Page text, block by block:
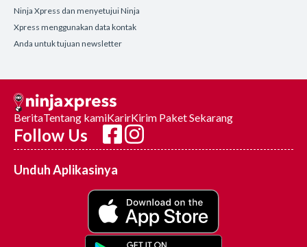
Ninja Xpress dan menyetujui Ninja
Xpress menggunakan data kontak
Anda untuk tujuan newsletter
BeritaTentang kamiKarirKirim Paket Sekarang
Follow Us
Unduh Aplikasinya